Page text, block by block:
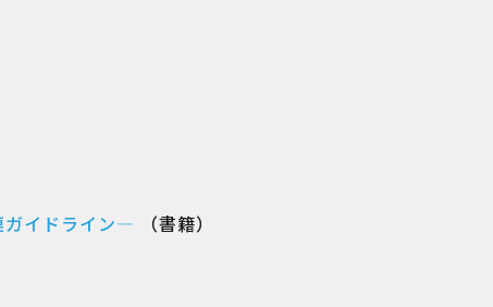
ガイドライン― （書籍）